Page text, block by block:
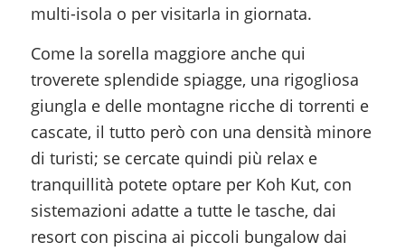
multi-isola o per visitarla in giornata.
Come la sorella maggiore anche qui
troverete splendide spiagge, una rigogliosa
giungla e delle montagne ricche di torrenti e
cascate, il tutto però con una densità minore
di turisti; se cercate quindi più relax e
tranquillità potete optare per Koh Kut, con
sistemazioni adatte a tutte le tasche, dai
resort con piscina ai piccoli bungalow dai